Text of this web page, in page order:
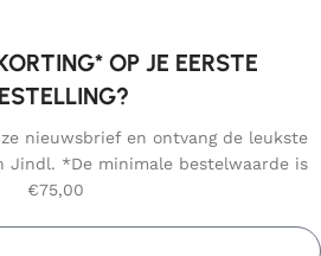
OP JE EERSTE
nieuwsbrief en ontvang de leukste
Jindl. *De minimale bestelwaarde is
€75,00